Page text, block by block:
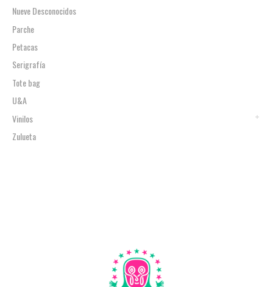
Nueve Desconocidos
Parche
Petacas
Serigrafía
Tote bag
U&A
Vinilos
Zulueta